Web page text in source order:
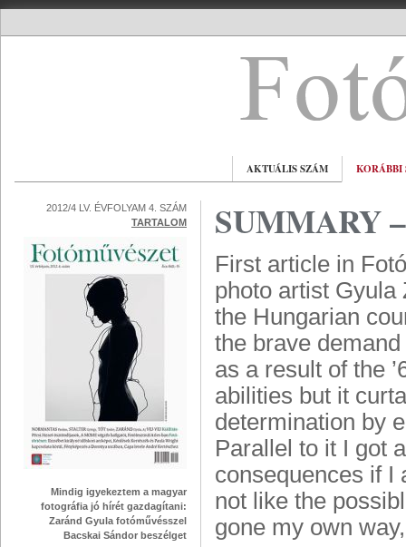
AKTUÁLIS SZÁM KORÁBBI
2012/4 LV. ÉVFOLYAM 4. SZÁM
TARTALOM
Mindig igyekeztem a magyar
fotográfia jó hírét gazdagítani:
Zaránd Gyula fotóművésszel
Bacskai Sándor beszélget
SUMMARY
First article in
photo artist Gyula
the Hungarian
the brave
as a result of the
abilities but it
determination by
Parallel to it I got
consequences if I
not like the
gone my own